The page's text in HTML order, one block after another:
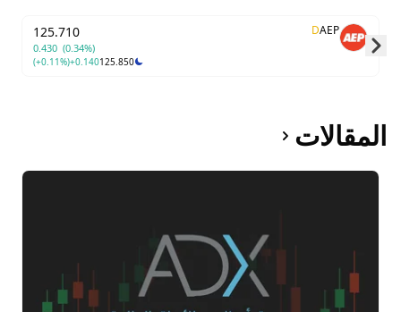
AEP
D
125.710
0.430 (0.34%)
125.850
+0.140
(+0.11%)
المقالات